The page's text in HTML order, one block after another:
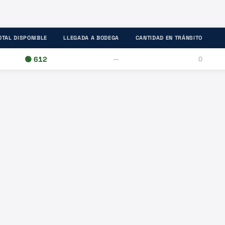
DISPONIBLE LLEGADA A BODEGA CANTIDAD EN TRÁNSITO
🟢 612 — 0